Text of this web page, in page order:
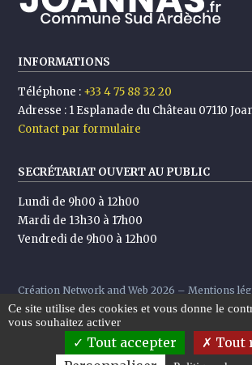
INFORMATIONS
Téléphone : +33 4 75 88 32 20
Adresse : 1 Esplanade du Château 07110
Contact par formulaire
SECRÉTARIAT OUVERT AU PUBLIC
Lundi de 9h00 à 12h00
Mardi de 13h30 à 17h00
Vendredi de 9h00 à 12h00
Création Network and Web 2026 –Mentions
confidentialité
Ce site utilise des cookies et vous donne le
vous souhaitez activer
Tout accepter
Tout